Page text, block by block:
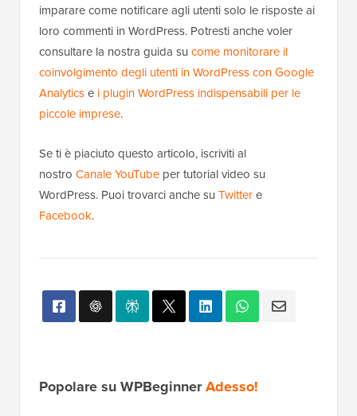
imparare come notificare agli utenti solo le risposte ai
loro commenti in WordPress. Potresti anche voler
consultare la nostra guida su come monitorare il
coinvolgimento degli utenti in WordPress con Google
Analyticse i plugin WordPress indispensabili per le
piccole imprese.
Se ti è piaciuto questo articolo, iscriviti al
nostro Canale YouTube per tutorial video su
WordPress. Puoi trovarci anche su Twittere
Facebook.
Popolare su WPBeginnerAdesso!